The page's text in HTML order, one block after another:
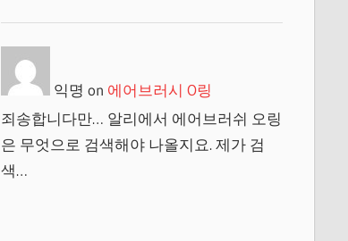
익명 on 에어브러시 O링
죄송합니다만… 알리에서 에어브러쉬 오링
은 무엇으로 검색해야 나올지요. 제가 검
색…